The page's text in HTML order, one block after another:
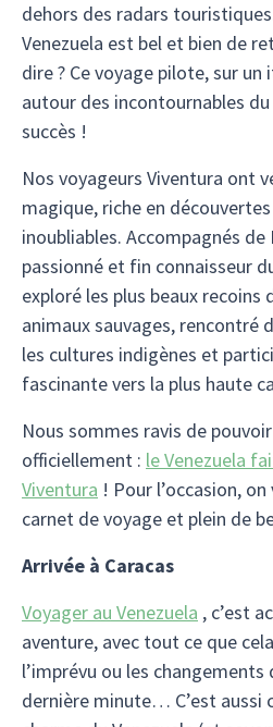
dehors des radars
Venezuela est bel et bien de
dire ? Ce voyage pilote, sur un
autour des incontournables
succès !
Nos voyageurs Viventura ont
magique, riche en
inoubliables. Accompagnés
passionné et fin connaisseur
exploré les plus beaux recoins
animaux sauvages, rencontré
les cultures indigènes et
fascinante vers la plus haute
Nous sommes ravis de
officiellement : le Venezuela
Viventura ! Pour l’occasion,
carnet de voyage et plein de
Arrivée à Caracas
Voyager au Venezuela , c’est
aventure, avec tout ce que
l’imprévu ou les
dernière minute… C’est